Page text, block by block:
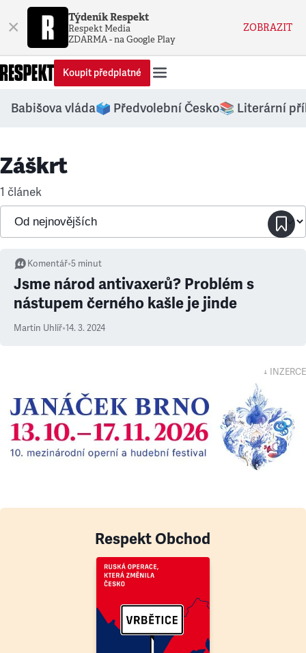
× Týdeník Respekt
Respekt Media
ZDARMA - na Google Play
ZOBRAZIT
Koupit předplatné
Babišova vláda🗳️ Předvolební Česko📚 Literární
Záškrt
1 článek
Komentář•5 minut
Jsme národ antivaxerů? Problém s
nástupem černého kašle je jinde
Martin Uhlíř•14. 3. 2024
↓ INZERCE
Respekt Obchod